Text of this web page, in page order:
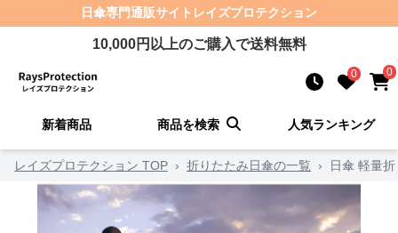
日傘専門通販サイト レイズプロテクション
10,000円以上のご購入で送料無料
0 0
新着商品 商品を検索 人気ランキング
レイズプロテクション TOP › 折りたたみ日傘の一覧 › 日傘 軽量